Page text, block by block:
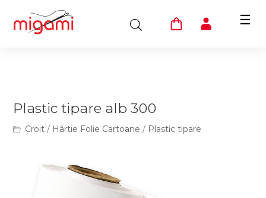
☰
Plastic tipare alb 300
Croit / Hârtie Folie Cartoane / Plastic tipare